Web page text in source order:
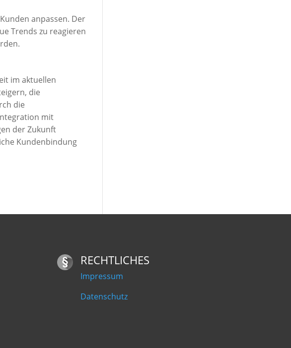
anpassen. Der
Trends zu reagieren
im aktuellen
die
die
mit
der Zukunft
Kundenbindung
RECHTLICHES
Impressum
Datenschutz